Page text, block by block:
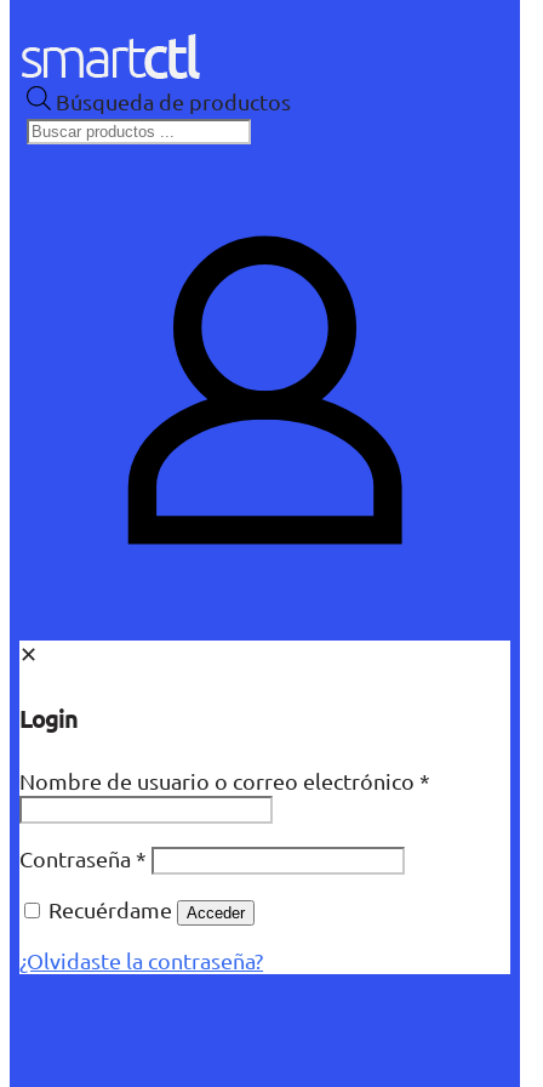
Búsqueda de productos
✕
Login
Nombre de usuario o correo electrónico *
Contraseña *
Recuérdame
Acceder
¿Olvidaste la contraseña?